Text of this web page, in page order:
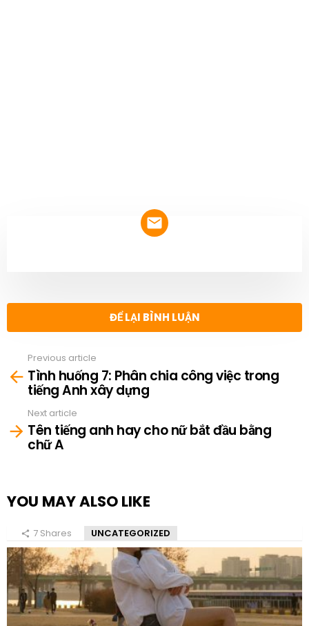
ĐỂ LẠI BÌNH LUẬN
more
Previous article
Tình huống 7: Phân chia công việc trong
tiếng Anh xây dựng
Next article
Tên tiếng anh hay cho nữ bắt đầu bằng
chữ A
YOU MAY ALSO LIKE
7 Shares UNCATEGORIZED